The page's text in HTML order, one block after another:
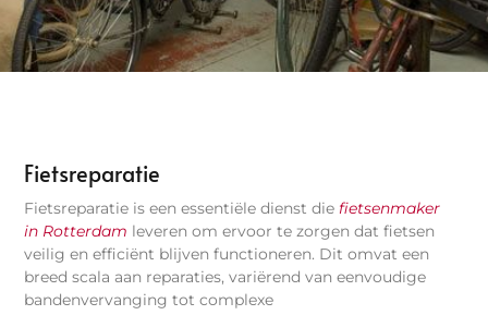
Fietsreparatie
Fietsreparatie is een essentiële dienst die fietsenmaker
in Rotterdam leveren om ervoor te zorgen dat fietsen
veilig en efficiënt blijven functioneren. Dit omvat een
breed scala aan reparaties, variërend van eenvoudige
bandenvervanging tot complexe